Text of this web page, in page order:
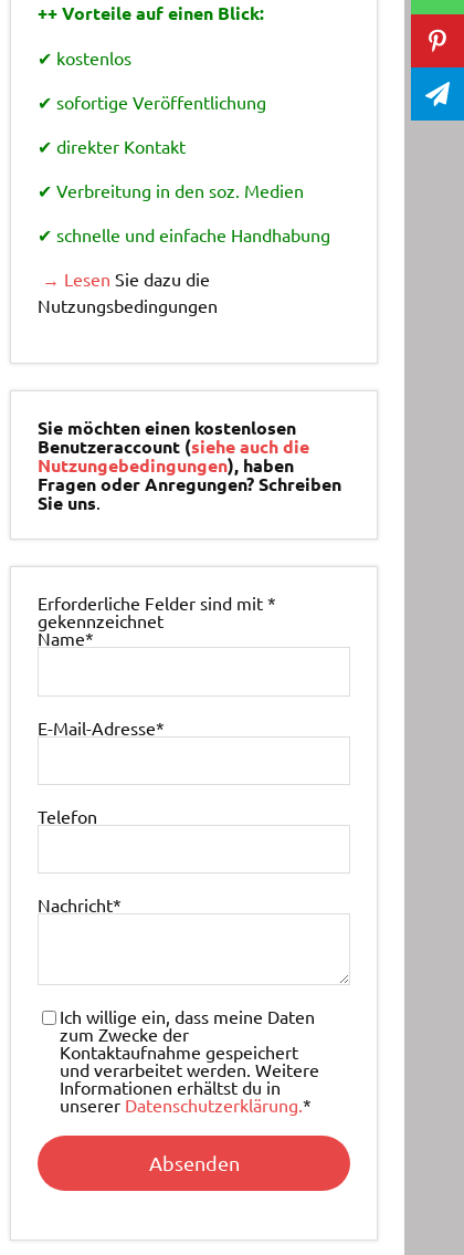
++ Vorteile auf einen Blick:
✔ kostenlos
✔ sofortige Veröffentlichung
✔ direkter Kontakt
✔ Verbreitung in den soz. Medien
✔ schnelle und einfache Handhabung
→ Lesen Sie dazu die
Nutzungsbedingungen
Sie möchten einen kostenlosen
Benutzeraccount (siehe auch die
Nutzungebedingungen), haben
Fragen oder Anregungen? Schreiben
Sie uns.
Erforderliche Felder sind mit*
gekennzeichnet
Name*
E-Mail-Adresse*
Telefon
Nachricht*
Ich willige ein, dass meine Daten
zum Zwecke der
Kontaktaufnahme gespeichert
und verarbeitet werden. Weitere
Informationen erhältst du in
unserer Datenschutzerklärung.*